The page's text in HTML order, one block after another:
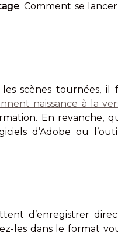
. Comment se
les scènes tournées, il
naissance à la
En revanche,
d’Adobe ou
d’enregistrer
les dans le format